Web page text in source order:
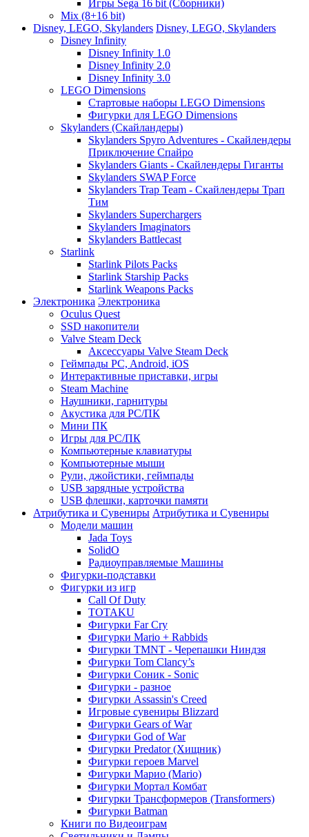
Игры Sega 16 bit (Сборники)
Mix (8+16 bit)
Disney, LEGO, Skylanders Disney, LEGO, Skylanders
Disney Infinity
Disney Infinity 1.0
Disney Infinity 2.0
Disney Infinity 3.0
LEGO Dimensions
Стартовые наборы LEGO Dimensions
Фигурки для LEGO Dimensions
Skylanders (Скайландеры)
Skylanders Spyro Adventures - Скайлендеры
Приключение Спайро
Skylanders Giants - Скайлендеры Гиганты
Skylanders SWAP Force
Skylanders Trap Team - Скайлендеры Трап
Тим
Skylanders Superchargers
Skylanders Imaginators
Skylanders Battlecast
Starlink
Starlink Pilots Packs
Starlink Starship Packs
Starlink Weapons Packs
Электроника Электроника
Oculus Quest
SSD накопители
Valve Steam Deck
Аксессуары Valve Steam Deck
Геймпады PC, Android, iOS
Интерактивные приставки, игры
Steam Machine
Наушники, гарнитуры
Акустика для PC/ПК
Мини ПК
Игры для PC/ПК
Компьютерные клавиатуры
Компьютерные мыши
Рули, джойстики, геймпады
USB зарядные устройства
USB флешки, карточки памяти
Атрибутика и Сувениры Атрибутика и Сувениры
Модели машин
Jada Toys
SolidO
Радиоуправляемые Машины
Фигурки-подставки
Фигурки из игр
Call Of Duty
TOTAKU
Фигурки Far Cry
Фигурки Mario + Rabbids
Фигурки TMNT - Черепашки Ниндзя
Фигурки Tom Clancy’s
Фигурки Соник - Sonic
Фигурки - разное
Фигурки Assassin's Creed
Игровые сувениры Blizzard
Фигурки Gears of War
Фигурки God of War
Фигурки Predator (Хищник)
Фигурки героев Marvel
Фигурки Марио (Mario)
Фигурки Мортал Комбат
Фигурки Трансформеров (Transformers)
Фигурки Batman
Книги по Видеоиграм